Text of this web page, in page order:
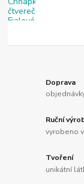
Doprava
Ruční
vyrobeno
Tvoření
unikátní